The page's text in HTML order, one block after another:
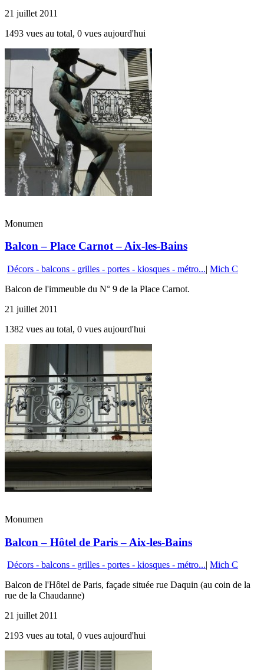
21 juillet 2011
1493 vues au total, 0 vues aujourd'hui
Monumen
Balcon – Place Carnot – Aix-les-Bains
Décors - balcons - grilles - portes - kiosques - métro...| Mich C
Balcon de l'immeuble du N° 9 de la Place Carnot.
21 juillet 2011
1382 vues au total, 0 vues aujourd'hui
Monumen
Balcon – Hôtel de Paris – Aix-les-Bains
Décors - balcons - grilles - portes - kiosques - métro...| Mich C
Balcon de l'Hôtel de Paris, façade située rue Daquin (au coin de la
rue de la Chaudanne)
21 juillet 2011
2193 vues au total, 0 vues aujourd'hui